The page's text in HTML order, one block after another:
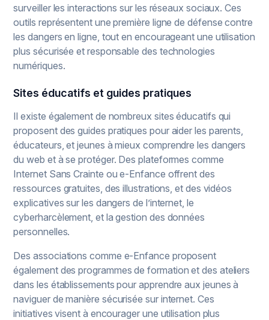
surveiller les interactions sur les réseaux sociaux. Ces
outils représentent une première ligne de défense contre
les dangers en ligne, tout en encourageant une utilisation
plus sécurisée et responsable des technologies
numériques.
Sites éducatifs et guides pratiques
Il existe également de nombreux sites éducatifs qui
proposent des guides pratiques pour aider les parents,
éducateurs, et jeunes à mieux comprendre les dangers
du web et à se protéger. Des plateformes comme
Internet Sans Crainte ou e-Enfance offrent des
ressources gratuites, des illustrations, et des vidéos
explicatives sur les dangers de l’internet, le
cyberharcèlement, et la gestion des données
personnelles.
Des associations comme e-Enfance proposent
également des programmes de formation et des ateliers
dans les établissements pour apprendre aux jeunes à
naviguer de manière sécurisée sur internet. Ces
initiatives visent à encourager une utilisation plus